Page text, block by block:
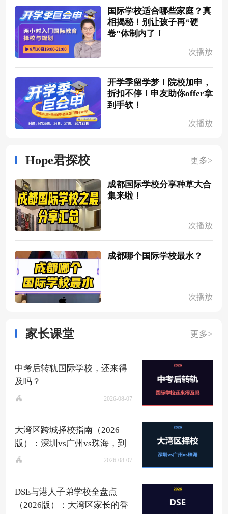
国际学校适合哪些家庭？真
相揭秘！别让孩子再“硬
卷”体制内了！
次播放
开学季留学梦！院校加申，
折扣不停！申友助你offer拿
到手软！
次播放
Hope君探校 更多>
成都国际学校分享种草大合
集来啦！
次播放
成都哪个国际学校最水？
次播放
家长课堂 更多>
中考后转轨国际学校，还来得
及吗？
2026-08-07
大湾区跨城择校指南（2026
版）：深圳vs广州vs珠海，到
底该去哪？
2026-08-07
DSE与港人子弟学校全盘点
（2026版）：大湾区家长的香